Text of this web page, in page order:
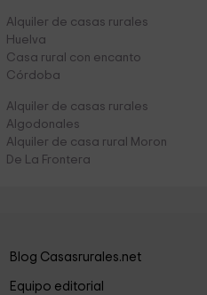
Alquiler de casas rurales
Huelva
Casa rural con encanto
Córdoba
Alquiler de casas rurales
Algodonales
Alquiler de casa rural Moron
De La Frontera
Blog Casasrurales.net
Equipo editorial